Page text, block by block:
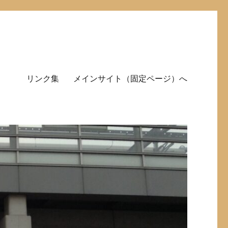
リンク集 メインサイト（固定ページ）へ